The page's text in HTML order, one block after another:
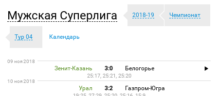
Мужская Суперлига 2018-19 Чемпионат
Тур 04 Календарь
09 ноя 2018
Зенит-Казань 3:0 Белогорье
25:17, 25:21, 25:20
10 ноя 2018
Урал 3:2 Газпром-Югра